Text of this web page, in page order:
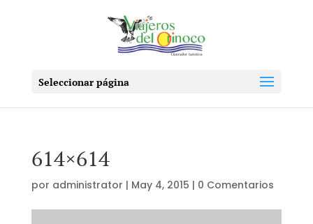
Seleccionar página
614×614
por administrator | May 4, 2015 | 0 Comentarios